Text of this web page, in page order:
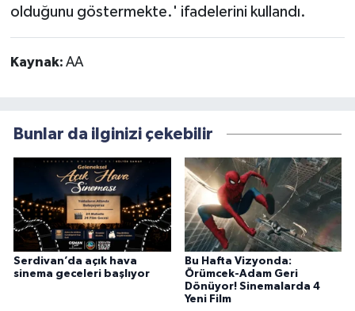
olduğunu göstermekte.' ifadelerini kullandı.
Kaynak: AA
Bunlar da ilginizi çekebilir
Serdivan’da açık hava
sinema geceleri başlıyor
Bu Hafta Vizyonda:
Örümcek-Adam Geri
Dönüyor! Sinemalarda 4
Yeni Film